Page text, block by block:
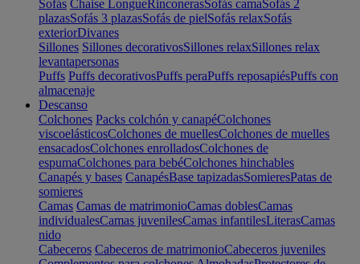
Sofás Chaise LongueRinconerasSofás camaSofás 2
plazasSofás 3 plazasSofás de pielSofás relaxSofás
exteriorDivanes
Sillones Sillones decorativosSillones relaxSillones relax
levantapersonas
Puffs Puffs decorativosPuffs peraPuffs reposapiésPuffs con
almacenaje
Descanso
Colchones Packs colchón y canapéColchones
viscoelásticosColchones de muellesColchones de muelles
ensacadosColchones enrolladosColchones de
espumaColchones para bebéColchones hinchables
Canapés y bases CanapésBase tapizadasSomieresPatas de
somieres
Camas Camas de matrimonioCamas doblesCamas
individualesCamas juvenilesCamas infantilesLiterasCamas
nido
Cabeceros Cabeceros de matrimonioCabeceros juveniles